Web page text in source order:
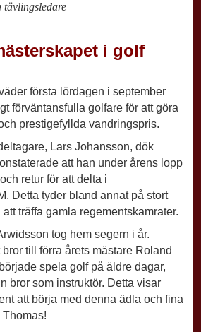
tävlingsledare
i golf
första lördagen i september
förväntansfulla golfare för att göra
prestigefyllda vandringspris.
Lars Johansson, dök
att han under årens lopp
retur för att delta i
Detta tyder bland annat på stort
träffa gamla regementskamrater.
tog hem segern i år.
till förra årets mästare Roland
spela golf på äldre dagar,
bror som instruktör. Detta visar
att börja med denna ädla och fina
Thomas!